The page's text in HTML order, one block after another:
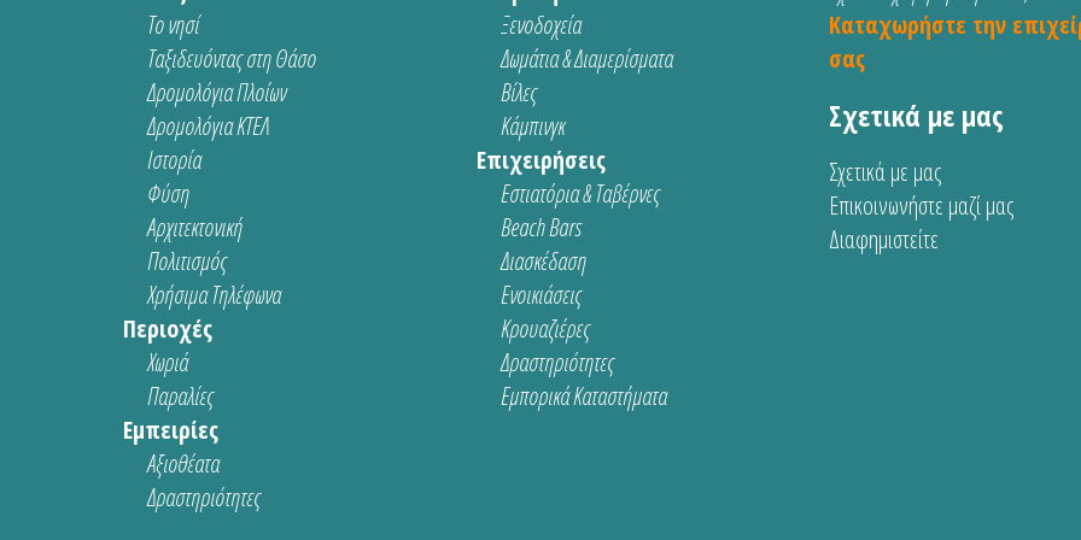
Το νησί
Ταξιδευόντας στη Θάσο
Δρομολόγια Πλοίων
Δρομολόγια ΚΤΕΛ
Ιστορία
Φύση
Αρχιτεκτονική
Πολιτισμός
Χρήσιμα Τηλέφωνα
Περιοχές
Χωριά
Παραλίες
Εμπειρίες
Αξιοθέατα
Δραστηριότητες
Ξενοδοχεία
Δωμάτια & Διαμερίσματα
Βίλες
Κάμπινγκ
Επιχειρήσεις
Εστιατόρια & Ταβέρνες
Beach Bars
Διασκέδαση
Ενοικιάσεις
Κρουαζιέρες
Δραστηριότητες
Εμπορικά Καταστήματα
Καταχωρήστε την
σας
Σχετικά με μας
Σχετικά με μας
Επικοινωνήστε μαζί μας
Διαφημιστείτε